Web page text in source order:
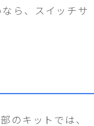
ら、スイッチサ
のキットでは、